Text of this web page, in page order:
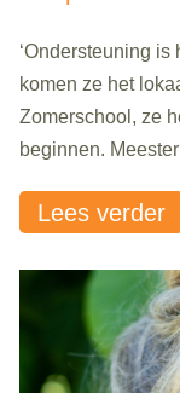
‘Ondersteuning is
komen ze het
Zomerschool, ze
beginnen.
van 2021.’ Hij
Lees verder